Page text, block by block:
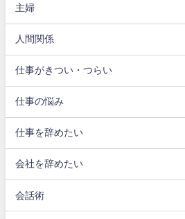
主婦
人間関係
仕事がきつい・つらい
仕事の悩み
仕事を辞めたい
会社を辞めたい
会話術